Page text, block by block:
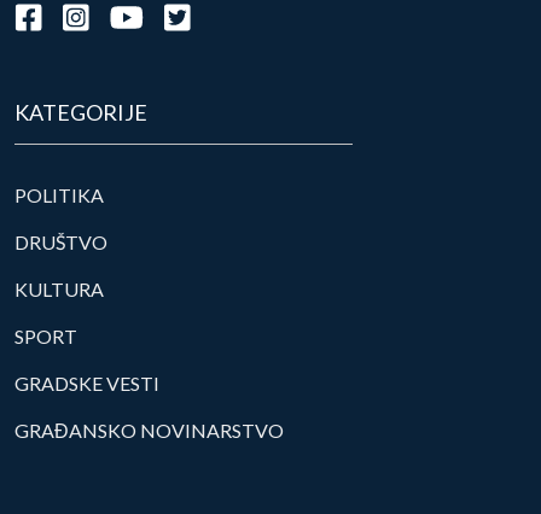
KATEGORIJE
POLITIKA
DRUŠTVO
KULTURA
SPORT
GRADSKE VESTI
GRAĐANSKO NOVINARSTVO